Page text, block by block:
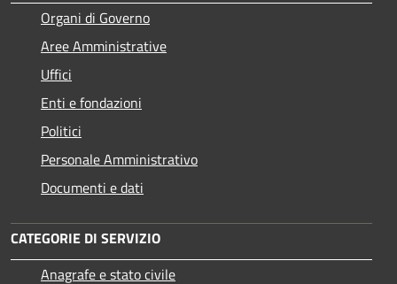
Organi di Governo
Aree Amministrative
Uffici
Enti e fondazioni
Politici
Personale Amministrativo
Documenti e dati
CATEGORIE DI SERVIZIO
Anagrafe e stato civile